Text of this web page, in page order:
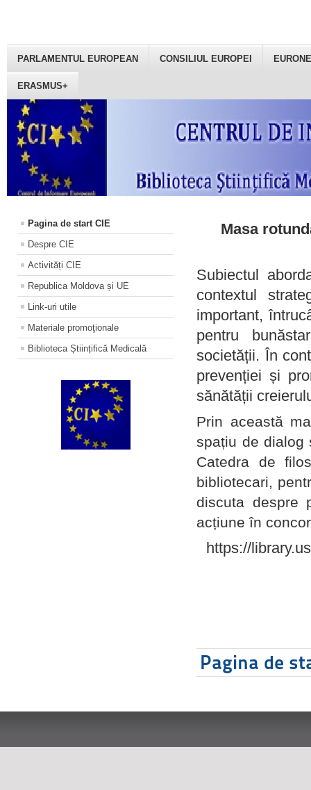
PARLAMENTUL EUROPEAN CONSILIUL EUROPEI
ERASMUS+
Pagina de start CIE
Despre CIE
Activități CIE
Republica Moldova și UE
Link-uri utile
Materiale promoţionale
Biblioteca Științifică Medicală
Masa
Subiectul
contextul
important,
pentru
societății. În
prevenției și
sănătății
Prin această
spațiu de dialog
Catedra de
bibliotecari,
discuta despre
acțiune în
https://
Pagina de